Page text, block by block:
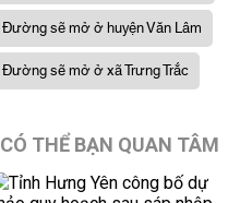
Đường sẽ mở ở huyện Văn Lâm
Đường sẽ mở ở xã Trưng Trắc
CÓ THỂ BẠN QUAN TÂM